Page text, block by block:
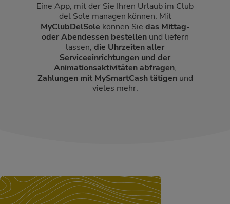
Eine App, mit der Sie Ihren Urlaub im Club
del Sole managen können: Mit
MyClubDelSole können Sie das Mittag-
oder Abendessen bestellenund liefern
lassen, die Uhrzeiten aller
Serviceeinrichtungen und der
Animationsaktivitäten abfragen,
Zahlungen mit MySmartCash tätigenund
vieles mehr.